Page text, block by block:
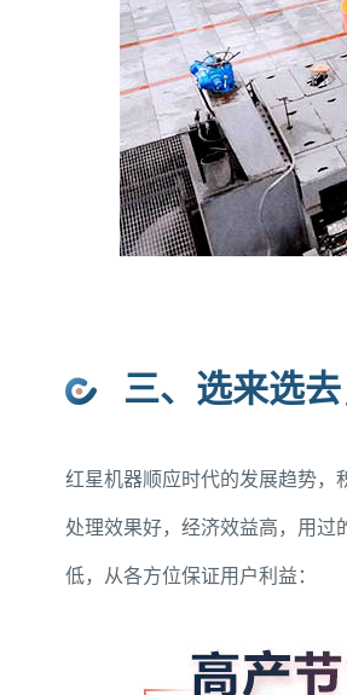
三、选来选
红星机器顺应时代的发展趋势，
处理效果好，经济效益高，用
低，从各方位保证用户利益：